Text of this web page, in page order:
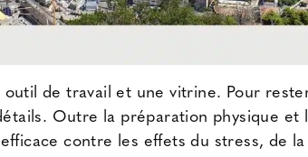
outil de travail et une vitrine. Pour
Outre la préparation physique
contre les effets du stress, de